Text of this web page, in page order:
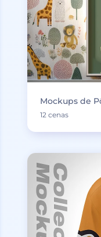
Mockups de
12 cenas